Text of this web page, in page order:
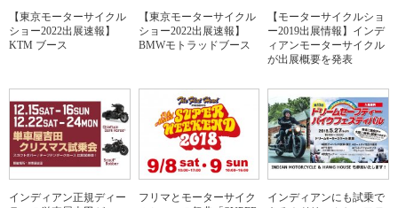
【東京モーターサイクル
ショー2022出展速報】
KTM ブース
【東京モーターサイクル
ショー2022出展速報】
BMWモトラッドブース
【モーターサイクルショ
ー2019出展情報】インデ
ィアンモーターサイクル
が出展概要を発表
インディアン正規ディー
フリマとモーターサイク
インディアンにも試乗で